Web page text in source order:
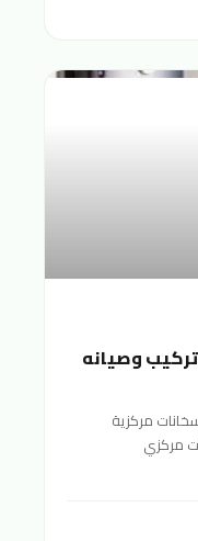
وصيانه
مركزية
مركزي